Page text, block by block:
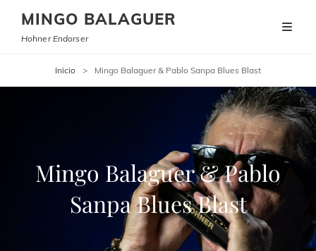
MINGO BALAGUER
Hohner Endorser
Inicio > Mingo Balaguer & Pablo Sanpa Blues Blast
Mingo Balaguer & Pablo
Sanpa Blues Blast